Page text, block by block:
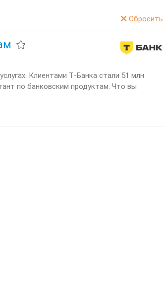
Сбросить
Клиентами Т‑Банка стали 51 млн
по банковским продуктам. Что вы